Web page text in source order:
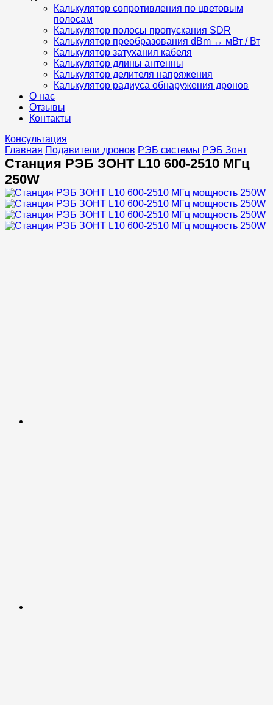
Калькулятор сопротивления по цветовым
полосам
Калькулятор полосы пропускания SDR
Калькулятор преобразования dBm ↔ мВт / Вт
Калькулятор затухания кабеля
Калькулятор длины антенны
Калькулятор делителя напряжения
Калькулятор радиуса обнаружения дронов
О нас
Отзывы
Контакты
Консультация
Главная Подавители дронов РЭБ системы РЭБ Зонт
Станция РЭБ ЗОНТ L10 600-2510 МГц
250W